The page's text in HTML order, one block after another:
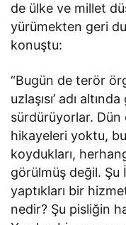
de ülke ve millet
yürümekten geri
konuştu:
“Bugün de terör
uzlaşısı’ adı
sürdürüyorlar. Dün
hikayeleri yoktu,
koydukları,
görülmüş değil. Şu
yaptıkları bir
nedir? Şu pisliğin